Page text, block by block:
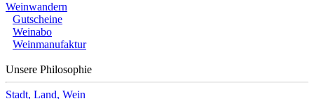
Weinwandern
Gutscheine
Weinabo
Weinmanufaktur
Unsere Philosophie
Stadt, Land, Wein